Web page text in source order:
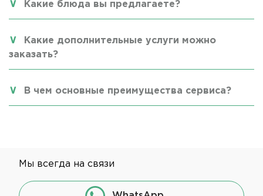
Какие блюда вы предлагаете?
Какие дополнительные услуги можно
заказать?
В чем основные преимущества сервиса?
Мы всегда на связи